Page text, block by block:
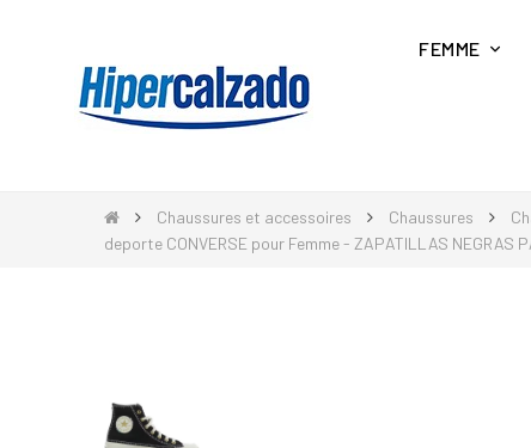
FEMME
Chaussures et accessoires Chaussures
deporte CONVERSE pour Femme - ZAPATILLAS NEGRAS